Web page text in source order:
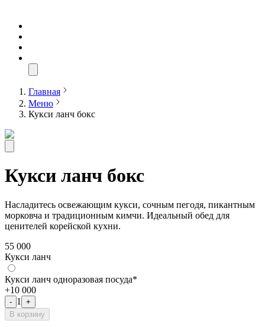
Главная
Меню
Кукси ланч бокс
Кукси ланч бокс
Насладитесь освежающим кукси, сочным пегодя, пикантным
морковча и традиционным кимчи. Идеальный обед для
ценителей корейской кухни.
55 000
Кукси ланч
Кукси ланч одноразовая посуда*
+10 000
- 1
+
В корзину